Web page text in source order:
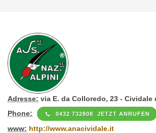
Adresse: via E. da Colloredo, 23 - Cividale
Phone:
0432 732808 JETZT ANRUFEN
www: http://www.anacividale.it